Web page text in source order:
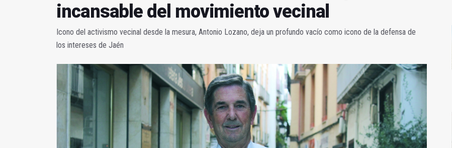
incansable del movimiento vecinal
Icono del activismo vecinal desde la mesura, Antonio Lozano, deja un profundo vacío como icono de la defensa de
los intereses de Jaén